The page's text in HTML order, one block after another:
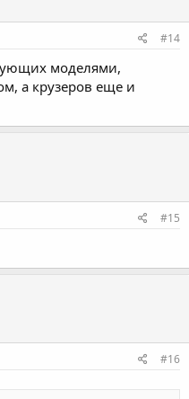
#14
моделями,
а крузеров еще и
#15
#16